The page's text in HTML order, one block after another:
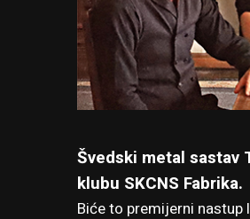
Švedski metal sastav
klubu SKCNS Fabrika.
Biće to premijerni nastup